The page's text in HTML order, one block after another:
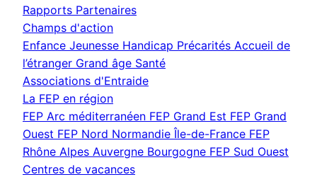
Rapports Partenaires
Champs d'action
Enfance Jeunesse Handicap Précarités Accueil de
l’étranger Grand âge Santé
Associations d'Entraide
La FEP en région
FEP Arc méditerranéen FEP Grand Est FEP Grand
Ouest FEP Nord Normandie Île-de-France FEP
Rhône Alpes Auvergne Bourgogne FEP Sud Ouest
Centres de vacances